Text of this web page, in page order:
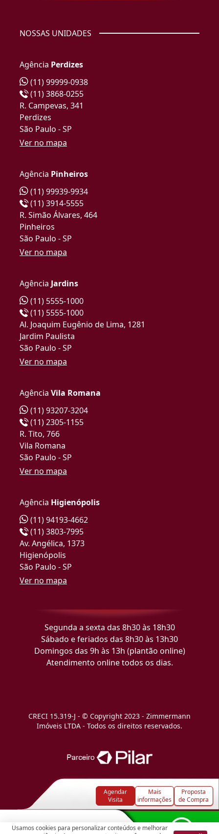
Usamos cookies para personalizar conteúdos e melhorar
Agendar
Visita
Mais
informações
Proposta
de Compra
NOSSAS UNIDADES
Agência Perdizes
(11) 99999-0938
(11) 3868-0255
R. Campevas, 341
Perdizes
São Paulo - SP
Ver no mapa
Agência Pinheiros
(11) 99939-9934
(11) 3914-5555
R. Simão Álvares, 464
Pinheiros
São Paulo - SP
Ver no mapa
Agência Jardins
(11) 5555-1000
(11) 5555-1000
Al. Joaquim Eugênio de Lima, 1281
Jardim Paulista
São Paulo - SP
Ver no mapa
Agência Vila Romana
(11) 93207-3204
(11) 2305-1155
R. Tito, 766
Vila Romana
São Paulo - SP
Ver no mapa
Agência Higienópolis
(11) 94193-4662
(11) 3803-7995
Av. Angélica, 1373
Higienópolis
São Paulo - SP
Ver no mapa
Segunda a sexta das 8h30 às 18h30
Sábado e feriados das 8h30 às 13h30
Domingos das 9h às 13h (plantão online)
Atendimento online todos os dias.
CRECI 15.319-J - © Copyright 2023 - Zimmermann
Imóveis LTDA - Todos os direitos reservados.